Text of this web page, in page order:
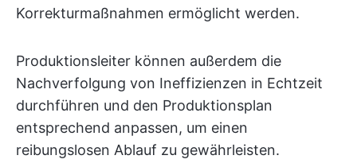
Korrekturmaßnahmen ermöglicht werden.
Produktionsleiter können außerdem die
Nachverfolgung von Ineffizienzen in Echtzeit
durchführen und den Produktionsplan
entsprechend anpassen, um einen
reibungslosen Ablauf zu gewährleisten.